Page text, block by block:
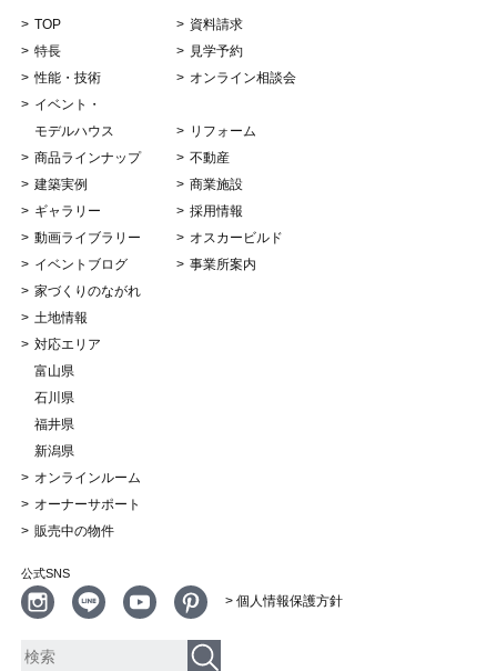
TOP
特長
性能・技術
イベント・
モデルハウス
商品ラインナップ
建築実例
ギャラリー
動画ライブラリー
イベントブログ
家づくりのながれ
土地情報
対応エリア
富山県
石川県
福井県
新潟県
オンラインルーム
オーナーサポート
販売中の物件
資料請求
見学予約
オンライン相談会
リフォーム
不動産
商業施設
採用情報
オスカービルド
事業所案内
公式SNS
> 個人情報保護方針